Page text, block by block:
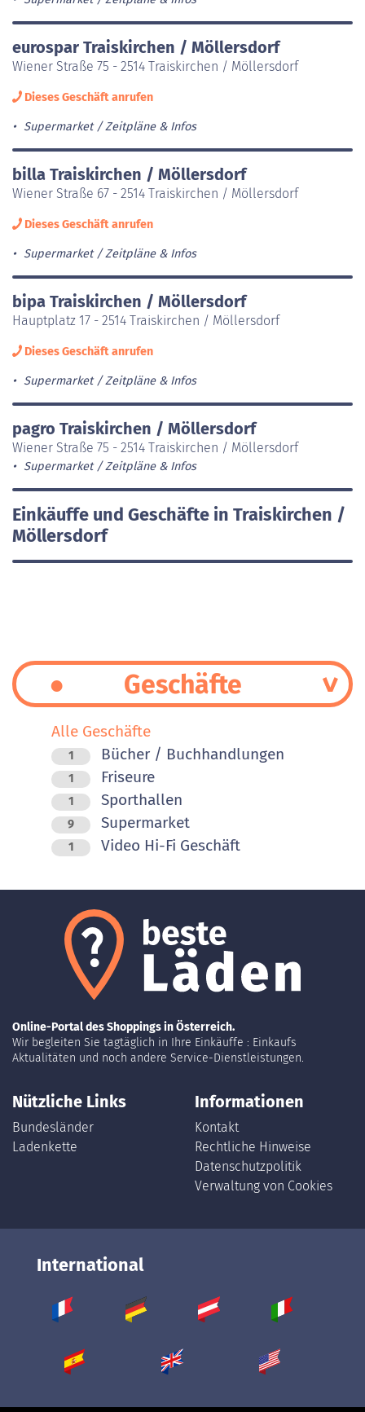
eurospar Traiskirchen / Möllersdorf
Wiener Straße 75 - 2514 Traiskirchen / Möllersdorf
Dieses Geschäft anrufen
Supermarket Zeitpläne & Infos
billa Traiskirchen / Möllersdorf
Wiener Straße 67 - 2514 Traiskirchen / Möllersdorf
Dieses Geschäft anrufen
Supermarket Zeitpläne & Infos
bipa Traiskirchen / Möllersdorf
Hauptplatz 17 - 2514 Traiskirchen / Möllersdorf
Dieses Geschäft anrufen
Supermarket Zeitpläne & Infos
pagro Traiskirchen / Möllersdorf
Wiener Straße 75 - 2514 Traiskirchen / Möllersdorf
Supermarket Zeitpläne & Infos
Einkäuffe und Geschäfte in Traiskirchen /
Möllersdorf
Geschäfte
Alle Geschäfte
1 Bücher / Buchhandlungen
1 Friseure
1 Sporthallen
9 Supermarket
1 Video Hi-Fi Geschäft
Online-Portal des Shoppings in Österreich.
Wir begleiten Sie tagtäglich in Ihre Einkäuffe : Einkaufs
Aktualitäten und noch andere Service-Dienstleistungen.
Nützliche Links
Bundesländer
Ladenkette
Informationen
Kontakt
Rechtliche Hinweise
Datenschutzpolitik
Verwaltung von Cookies
International